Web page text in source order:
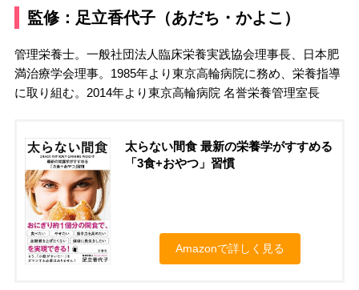
監修：足立香代子（あだち・かよこ）
管理栄養士。一般社団法人臨床栄養実践協会理事長、日本肥
満治療学会理事。1985年より東京高輪病院に務め、栄養指導
に取り組む。2014年より東京高輪病院 名誉栄養管理室長
太らない間食 最新の栄養学がすすめる
「3食+おやつ」習慣
Amazonで詳しく見る